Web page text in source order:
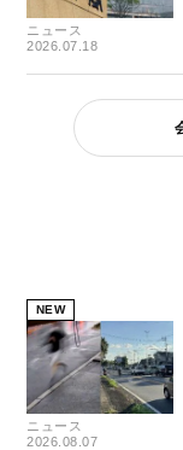
ニュース
2026.07.18
NEW
ニュース
2026.08.07